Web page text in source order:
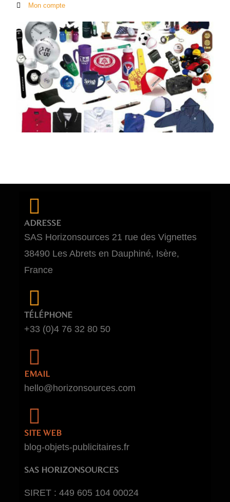
Mon compte
ADRESSE
SAS Horizonsources 21 rue des Vignettes
38490 Les Abrets en Dauphiné, Isère,
France
TÉLÉPHONE
+33 (0)4 76 32 80 50
EMAIL
hello@horizonsources.com
SITE WEB
blog-objets-publicitaires.fr
SAS HORIZONSOURCES
SIRET : 449 605 104 00024